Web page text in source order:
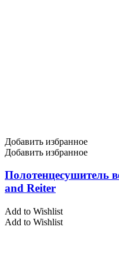
Добавить избранное
Добавить избранное
Полотенцесушитель
and Reiter
Add to Wishlist
Add to Wishlist